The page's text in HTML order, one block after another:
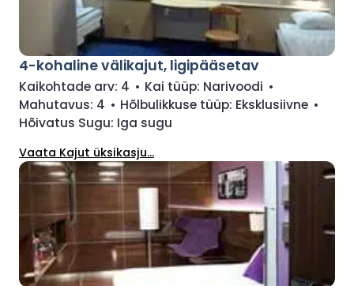
4-kohaline välikajut, ligipääsetav
Kaikohtade arv: 4 • Kai tüüp: Narivoodi •
Mahutavus: 4 • Hõlbulikkuse tüüp: Eksklusiivne •
Hõivatus Sugu: Iga sugu
Vaata Kajut üksikasju...